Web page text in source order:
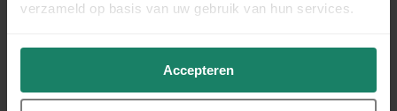
verzameld op basis van uw gebruik van hun services.
Accepteren